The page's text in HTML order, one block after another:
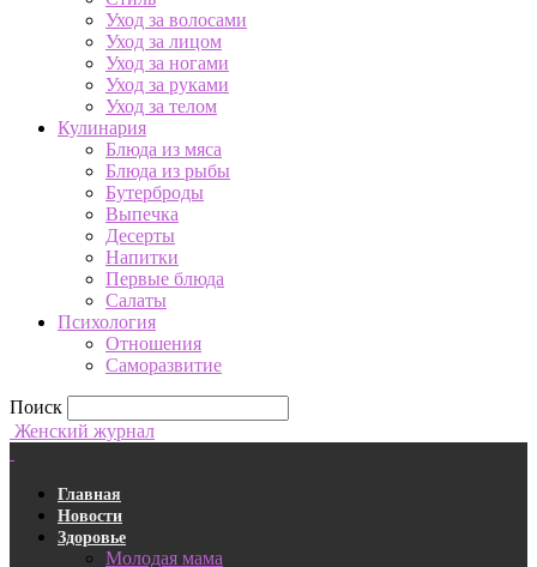
Уход за волосами
Уход за лицом
Уход за ногами
Уход за руками
Уход за телом
Кулинария
Блюда из мяса
Блюда из рыбы
Бутерброды
Выпечка
Десерты
Напитки
Первые блюда
Салаты
Психология
Отношения
Саморазвитие
Поиск
Женский журнал
Главная
Новости
Здоровье
Молодая мама